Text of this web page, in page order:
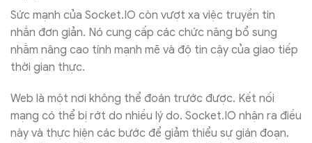
Sức mạnh của Socket.IO còn vượt xa việc truyền tin
nhắn đơn giản. Nó cung cấp các chức năng bổ sung
nhằm nâng cao tính mạnh mẽ và độ tin cậy của giao tiếp
thời gian thực.
Web là một nơi không thể đoán trước được. Kết nối
mạng có thể bị rớt do nhiều lý do. Socket.IO nhận ra điều
này và thực hiện các bước để giảm thiểu sự gián đoạn.